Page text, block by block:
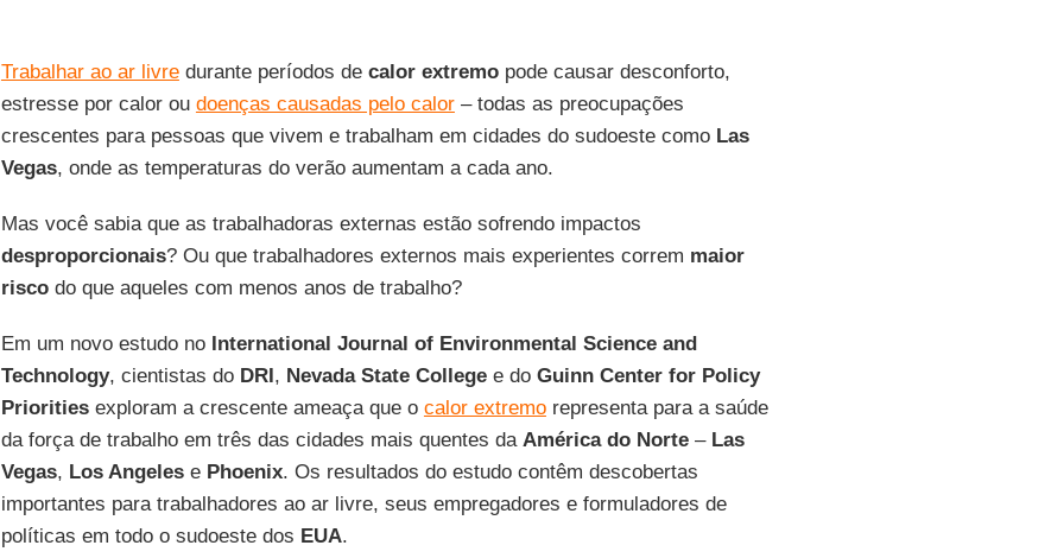
Trabalhar ao ar livredurante períodos de calor extremopode causar desconforto,
estresse por calor ou doenças causadas pelo calor– todas as preocupações
crescentes para pessoas que vivem e trabalham em cidades do sudoeste como Las
Vegas, onde as temperaturas do verão aumentam a cada ano.
Mas você sabia que as trabalhadoras externas estão sofrendo impactos
desproporcionais? Ou que trabalhadores externos mais experientes correm maior
riscodo que aqueles com menos anos de trabalho?
Em um novo estudo no International Journal of Environmental Science and
Technology, cientistas do DRI, Nevada State Collegee do Guinn Center for Policy
Prioritiesexploram a crescente ameaça que o calor extremorepresenta para a saúde
da força de trabalho em três das cidades mais quentes da América do Norte– Las
Vegas, Los Angelese Phoenix. Os resultados do estudo contêm descobertas
importantes para trabalhadores ao ar livre, seus empregadores e formuladores de
políticas em todo o sudoeste dos EUA.